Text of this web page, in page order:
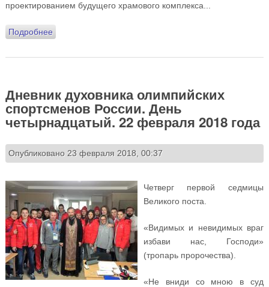
проектированием будущего храмового комплекса...
Подробнеео Дневник духовника олимпийских спортсменов
Дневник духовника олимпийских
спортсменов России. День
четырнадцатый. 22 февраля 2018 года
Опубликовано 23 февраля 2018, 00:37
Четверг первой седмицы
Великого поста.
«Видимых и невидимых враг
избави нас, Господи»
(тропарь пророчества).
«Не вниди со мною в суд